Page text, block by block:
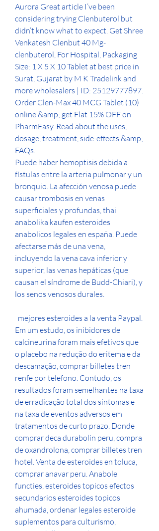
Aurora Great article I’ve been
considering trying Clenbuterol but
didn’t know what to expect. Get Shree
Venkatesh Clenbut 40 Mg-
clenbuterol, For Hospital, Packaging
Size: 1 X 5 X 10 Tablet at best price in
Surat, Gujarat by M K Tradelink and
more wholesalers | ID: 25129777897.
Order Clen-Max 40 MCG Tablet (10)
online &amp; get Flat 15% OFF on
PharmEasy. Read about the uses,
dosage, treatment, side-effects &amp;
FAQs.
Puede haber hemoptisis debida a
fístulas entre la arteria pulmonar y un
bronquio. La afección venosa puede
causar trombosis en venas
superficiales y profundas, thai
anabolika kaufen esteroides
anabolicos legales en españa. Puede
afectarse más de una vena,
incluyendo la vena cava inferior y
superior, las venas hepáticas (que
causan el síndrome de Budd-Chiari), y
los senos venosos durales.
  mejores esteroides a la venta Paypal.
Em um estudo, os inibidores de
calcineurina foram mais efetivos que
o placebo na redução do eritema e da
descamação, comprar billetes tren
renfe por telefono. Contudo, os
resultados foram semelhantes na taxa
de erradicação total dos sintomas e
na taxa de eventos adversos em
tratamentos de curto prazo. Donde
comprar deca durabolin peru, compra
de oxandrolona, comprar billetes tren
hotel. Venta de esteroides en toluca,
comprar anavar peru. Anabole
functies, esteroides topicos efectos
secundarios esteroides topicos
ahumada, ordenar legales esteroide
suplementos para culturismo,